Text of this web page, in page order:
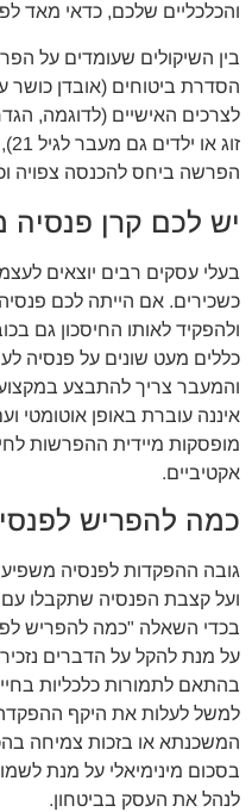
והכלכליים שלכם, כדאי מאד
בין השיקולים שעומדים על
הסדרת ביטוחים (אובדן כושר
לצרכים האישיים (לדוגמה,
הפרשה ביחס להכנסה צפויה
יש לכם קרן
בעלי עסקים רבים יוצאים
כשכירים. אם הייתה לכם
ולהפקיד לאותו החיסכון גם
כללים מעט שונים על פנסיה
והמעבר צריך להתבצע
איננה עוברת באופן אוטומטי
מופסקות מיידית ההפרשות
אקטיביים.
כמה להפריש
גובה ההפקדות לפנסיה
ועל קצבת הפנסיה שתקבלו
בכדי השאלה "כמה להפריש
על מנת להקל על הדברים
בהתאם לתמורות כלכליות
למשל לעלות את היקף
המשכנתא או בזכות צמיחה
בסכום מינימיאלי על מנת
לנהל את העסק בביטחון.